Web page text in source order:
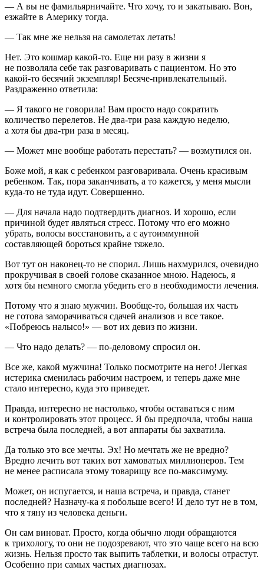
— А вы не фамильярничайте. Что хочу, то и закатываю. Вон,
езжайте в Америку тогда.
— Так мне же нельзя на самолетах летать!
Нет. Это кошмар какой-то. Еще ни разу в жизни я
не позволяла себе так разговаривать с пациентом. Но это
какой-то бесячий экземпляр! Бесяче-привлекательный.
Раздраженно ответила:
— Я такого не говорила! Вам просто надо сократить
количество перелетов. Не два-три раза каждую неделю,
а хотя бы два-три раза в месяц.
— Может мне вообще работать перестать? — возмутился он.
Боже мой, я как с ребенком разговаривала. Очень красивым
ребенком. Так, пора заканчивать, а то кажется, у меня мысли
куда-то не туда идут. Совершенно.
— Для начала надо подтвердить диагноз. И хорошо, если
причиной будет являться стресс. Потому что его можно
убрать, волосы восстановить, а с аутоиммунной
составляющей бороться крайне тяжело.
Вот тут он наконец-то не спорил. Лишь нахмурился, очевидно
прокручивая в своей голове сказанное мною. Надеюсь, я
хотя бы немного смогла убедить его в необходимости лечения.
Потому что я знаю мужчин. Вообще-то, большая их часть
не готова заморачиваться сдачей анализов и все такое.
«Побреюсь налысо!» — вот их девиз по жизни.
— Что надо делать? — по-деловому спросил он.
Все же, какой мужчина! Только посмотрите на него! Легкая
истерика сменилась рабочим настроем, и теперь даже мне
стало интересно, куда это приведет.
Правда, интересно не настолько, чтобы оставаться с ним
и контролировать этот процесс. Я бы предпочла, чтобы наша
встреча была последней, а вот аппараты бы захватила.
Да только это все мечты. Эх! Но мечтать же не вредно?
Вредно лечить вот таких вот хамоватых миллионеров. Тем
не менее расписала этому товарищу все по-максимуму.
Может, он испугается, и наша встреча, и правда, станет
последней? Назначу-ка я побольше всего! И дело тут не в том,
что я тяну из человека деньги.
Он сам виноват. Просто, когда обычно люди обращаются
к трихологу, то они не подозревают, что это чаще всего на всю
жизнь. Нельзя просто так выпить таблетки, и волосы отрастут.
Особенно при самых частых диагнозах.